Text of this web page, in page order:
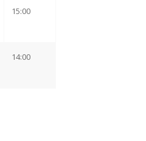
15:00
14:00